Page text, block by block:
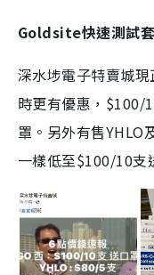
Goldsite快速測試
深水埗電子特賣城
時更有優惠，$100/
罩。另外有售YHLO
一樣低至$100/10支